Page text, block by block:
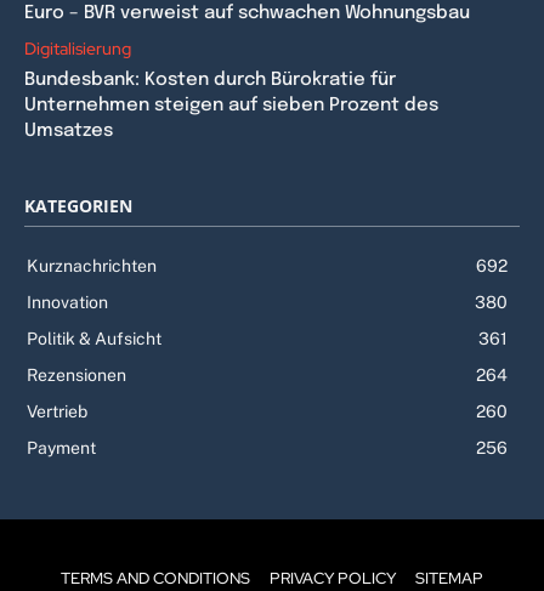
Euro – BVR verweist auf schwachen Wohnungsbau
Digitalisierung
Bundesbank: Kosten durch Bürokratie für
Unternehmen steigen auf sieben Prozent des
Umsatzes
KATEGORIEN
Kurznachrichten
692
Innovation
380
Politik & Aufsicht
361
Rezensionen
264
Vertrieb
260
Payment
256
TERMS AND CONDITIONS PRIVACY POLICY SITEMAP